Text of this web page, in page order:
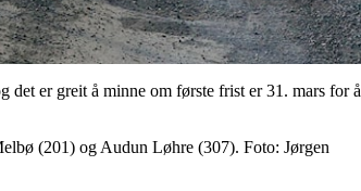
er greit å minne om første frist er 31. mars for å
(201) og Audun Løhre (307). Foto: Jørgen